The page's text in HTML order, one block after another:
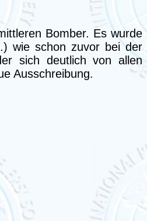
Bomber. Es wurde
wie schon zuvor bei der
sich deutlich von allen
Ausschreibung.